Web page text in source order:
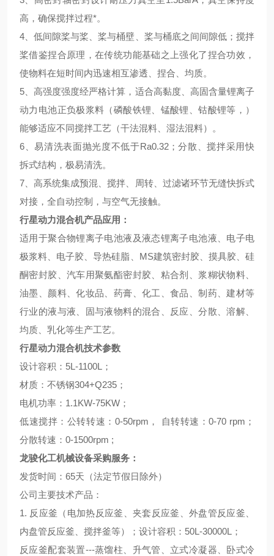
高，确保搅拌过程*。
4、低间隙桨与桨、桨与桶壁、桨与桶底之间间隙低；搅拌
桨借鉴捏合原理，在传统功能基础之上强化了捏合功效，
使物料在短时间内迅速相互渗透、捏合、均质。
5、高强度强度经严格计算，适合高黏度、高固含量锂离子
动力电池正负极浆料（磷酸铁锂、锰酸锂、钴酸锂等，）
能够适应不同搅拌工艺（干法混料、湿法混料）。
6、易清洗表面抛光度不低于Ra0.32；分散、搅拌采用快
拆式结构，极易清洗。
7、高系统集成预混、搅拌、周转、过滤诸环节无缝快拆式
对接，全自动控制，与空气无接触。
行星动力混合机产品应用：
适用于聚合物锂离子电池液及液态锂离子电池液、电子电
极浆料、电子胶、导热硅脂、MS建筑密封胶、摸具胶、硅
酮密封胶、汽车用聚氨酯密封胶、粘合剂、浆糊状物料、
油墨、颜料、化妆品、药膏、化工、食品、制药、建材等
行业的液与液、固与液物料的混合、反应、分散、溶解、
均质、乳化等生产工艺。
行星动力混合机技术参数
设计容积：5L-1100L；
材质：不锈钢304+Q235；
电机功率：1.1KW-75KW；
低速搅拌：公转转速：0-50rpm， 自转转速：0-70 rpm；
分散转速：0-1500rpm ;
龙骏化工机械设备采购服务：
发货时间：65天（法定节假日除外）
公司主要技术产品：
1. 反应釜（电加热反应釜、夹套反应釜、外盘管反应釜、
内盘管反应釜、搅拌釜等）；设计容积：50L-30000L；
反应釜配套装置---蒸馏柱、升气管、立式冷凝器、卧式冷